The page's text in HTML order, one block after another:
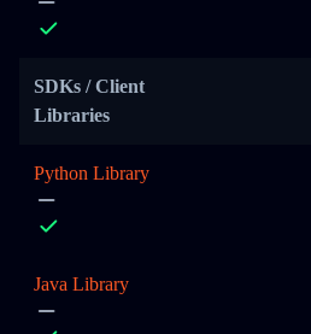
SDKs / Client
Libraries
Python Library
Java Library